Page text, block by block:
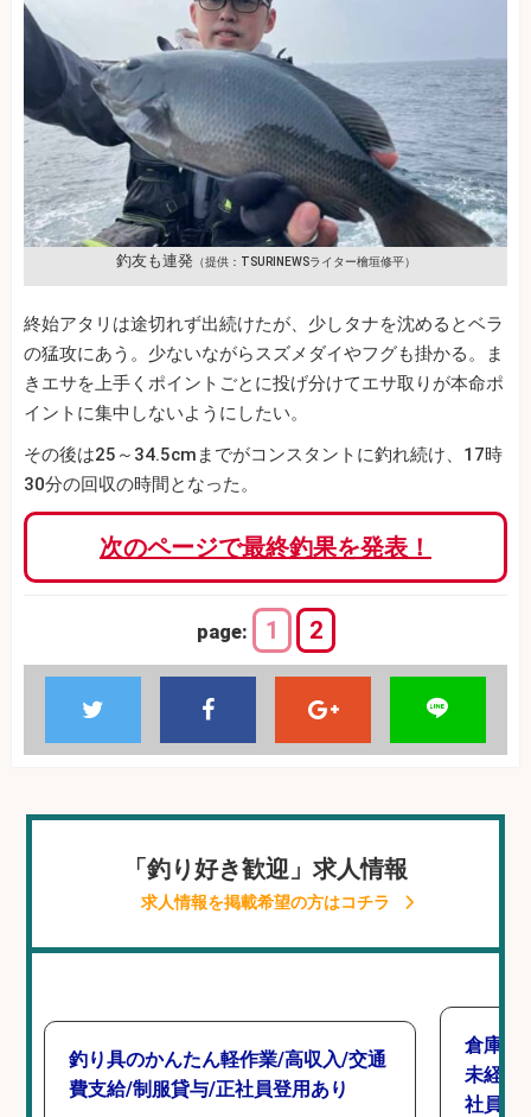
釣友も連発 （提供：TSURINEWSライター檜垣修平）
終始アタリは途切れず出続けたが、少しタナを沈めるとベラ
の猛攻にあう。少ないながらスズメダイやフグも掛かる。ま
きエサを上手くポイントごとに投げ分けてエサ取りが本命ポ
イントに集中しないようにしたい。
その後は25～34.5cmまでがコンスタントに釣れ続け、17時
30分の回収の時間となった。
次のページで最終釣果を発表！
page: 1 2
「釣り好き歓迎」求人情報
求人情報を掲載希望の方はコチラ
釣り具のかんたん軽作業/高収入/交通
費支給/制服貸与/正社員登用あり
倉庫で
未経験
社員登